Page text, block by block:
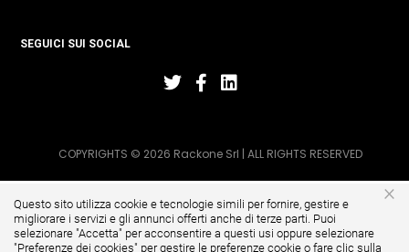
SEGUICI SUI SOCIAL
COPYRIGHTS © 2026 Rackone Srl | ALL RIGHTS RESERVED
×
Questo sito utilizza cookie e tecnologie simili per fornire, gestire e
migliorare i servizi e gli annunci offerti anche di terze parti. Puoi
selezionare "Accetta" per acconsentire a questi usi oppure selezionare
"Preferenze dei cookies" per gestire le preferenze cookie o fare clic sulla